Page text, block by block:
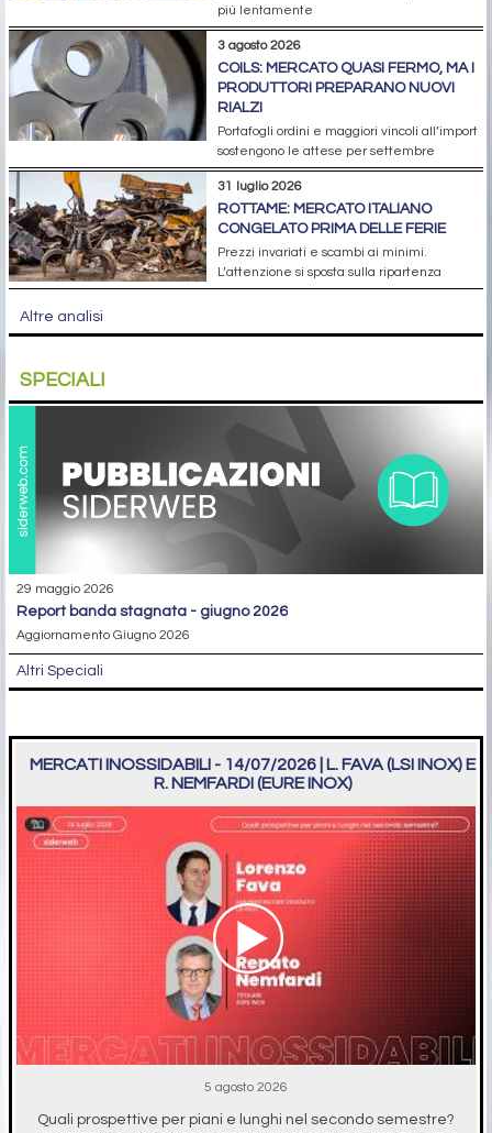
più lentamente
3 agosto 2026
COILS: MERCATO QUASI FERMO, MA I
PRODUTTORI PREPARANO NUOVI
RIALZI
Portafogli ordini e maggiori vincoli all’import
sostengono le attese per settembre
31 luglio 2026
ROTTAME: MERCATO ITALIANO
CONGELATO PRIMA DELLE FERIE
Prezzi invariati e scambi ai minimi.
L’attenzione si sposta sulla ripartenza
Altre analisi
SPECIALI
29 maggio 2026
report banda stagnata - giugno 2026
Aggiornamento Giugno 2026
Altri Speciali
MERCATI INOSSIDABILI - 14/07/2026 | L. FAVA (LSI INOX) E
R. NEMFARDI (EURE INOX)
5 agosto 2026
Quali prospettive per piani e lunghi nel secondo semestre?